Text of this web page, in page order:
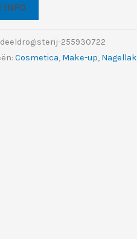
was:
€5.99.€4.99.
INFO
255930722
Cosmetica, Make-up, Nagellak